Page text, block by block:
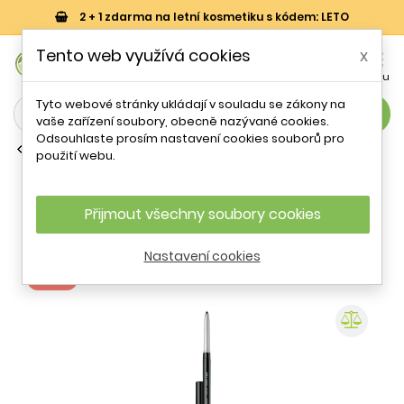
2 + 1 zdarma na letní kosmetiku s kódem: LETO

Menu
search
Voděodolné tužky na oči
(High Impact Custom Black Kajal)
Clinique / Odstín: 01 Blackened Black -
0,28 g
Tento web využívá cookies x
Tyto webové stránky ukládají v souladu se zákony na
vaše zařízení soubory, obecně nazývané cookies.
Odsouhlaste prosím nastavení cookies souborů pro
použití webu.
Přijmout všechny soubory cookies
Nastavení cookies